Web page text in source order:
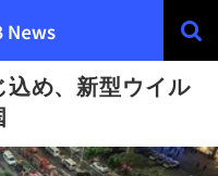
め、新型ウイル